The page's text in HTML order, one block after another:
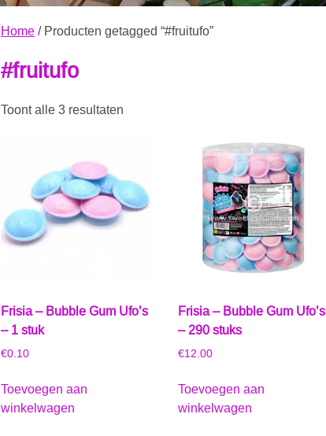
Home / Producten getagged “#fruitufo”
#fruitufo
Toont alle 3 resultaten
Frisia – Bubble Gum Ufo’s
– 1 stuk
€0.10
Toevoegen aan
winkelwagen
Frisia – Bubble Gum Ufo’s
– 290 stuks
€12.00
Toevoegen aan
winkelwagen